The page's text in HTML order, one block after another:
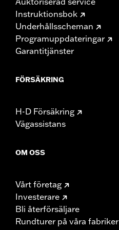
Instruktionsbok
Underhållsscheman
Programuppdateringar
Garantitjänster
FÖRSÄKRING
H-D Försäkring
Vägassistans
OM OSS
Vårt företag
Investerare
Bli återförsäljare
Rundturer på våra fabriker